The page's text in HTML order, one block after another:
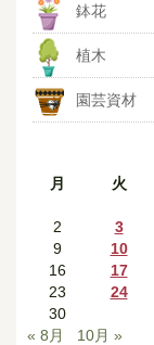
鉢花
植木
園芸資材
月
火
2
3
9
10
16
17
23
24
30
« 8月
10月 »